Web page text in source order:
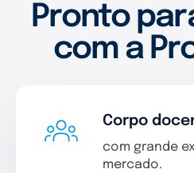
Pronto
com a
Corpo
com grande
mercado.